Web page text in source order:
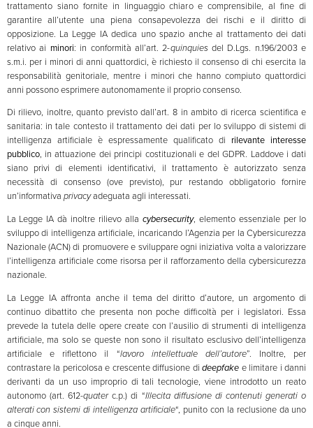
trattamento siano fornite in linguaggio chiaro e comprensibile, al fine di
garantire all’utente una piena consapevolezza dei rischi e il diritto di
opposizione. La Legge IA dedica uno spazio anche al trattamento dei dati
relativo ai minori: in conformità all’art. 2-quinquiesdel D.Lgs. n.196/2003 e
s.m.i. per i minori di anni quattordici, è richiesto il consenso di chi esercita la
responsabilità genitoriale, mentre i minori che hanno compiuto quattordici
anni possono esprimere autonomamente il proprio consenso.
Di rilievo, inoltre, quanto previsto dall’art. 8 in ambito di ricerca scientifica e
sanitaria: in tale contesto il trattamento dei dati per lo sviluppo di sistemi di
intelligenza artificiale è espressamente qualificato di rilevante interesse
pubblico, in attuazione dei principi costituzionali e del GDPR. Laddove i dati
siano privi di elementi identificativi, il trattamento è autorizzato senza
necessità di consenso (ove previsto), pur restando obbligatorio fornire
un’informativa privacyadeguata agli interessati.
La Legge IA dà inoltre rilievo alla cybersecurity, elemento essenziale per lo
sviluppo di intelligenza artificiale, incaricando l’Agenzia per la Cybersicurezza
Nazionale (ACN) di promuovere e sviluppare ogni iniziativa volta a valorizzare
l’intelligenza artificiale come risorsa per il rafforzamento della cybersicurezza
nazionale.
La Legge IA affronta anche il tema del diritto d’autore, un argomento di
continuo dibattito che presenta non poche difficoltà per i legislatori. Essa
prevede la tutela delle opere create con l’ausilio di strumenti di intelligenza
artificiale, ma solo se queste non sono il risultato esclusivo dell’intelligenza
artificiale e riflettono il “lavoro intellettuale dell’autore”. Inoltre, per
contrastare la pericolosa e crescente diffusione dideepfake e limitare i danni
derivanti da un uso improprio di tali tecnologie, viene introdotto un reato
autonomo (art. 612-quaterc.p.) di “Illecita diffusione di contenuti generati o
alterati con sistemi di intelligenza artificiale“, punito con la reclusione da uno
a cinque anni.